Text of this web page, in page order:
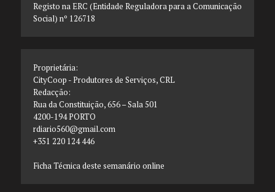
Registo na ERC (Entidade Reguladora para a Comunicação
Social) nº 126718
Proprietária:
CityCoop - Produtores de Serviços, CRL
Redacção:
Rua da Constituição, 656 – Sala 501
4200-194 PORTO
rdiario560@gmail.com
+351 220 124 446
Ficha Técnica deste semanário online